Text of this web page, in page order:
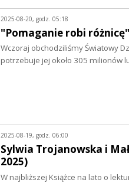
2025-08-20, godz. 05:18
"Pomaganie robi
Wczoraj obchodziliśmy Światowy
potrzebuje jej około 305 milionów
2025-08-19, godz. 06:00
Sylwia Trojanowska i
2025)
W najbliższej Książce na lato o